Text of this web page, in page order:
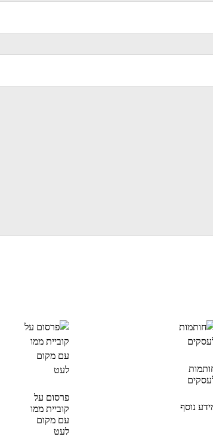
נוסף
פרסום על
קוביית ממו
עם מקום
לעט